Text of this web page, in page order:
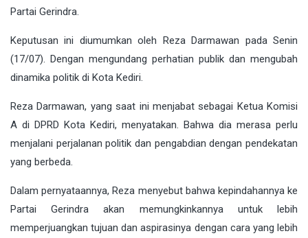
Partai Gerindra.
Keputusan ini diumumkan oleh Reza Darmawan pada Senin
(17/07). Dengan mengundang perhatian publik dan mengubah
dinamika politik di Kota Kediri.
Reza Darmawan, yang saat ini menjabat sebagai Ketua Komisi
A di DPRD Kota Kediri, menyatakan. Bahwa dia merasa perlu
menjalani perjalanan politik dan pengabdian dengan pendekatan
yang berbeda.
Dalam pernyataannya, Reza menyebut bahwa kepindahannya ke
Partai Gerindra akan memungkinkannya untuk lebih
memperjuangkan tujuan dan aspirasinya dengan cara yang lebih